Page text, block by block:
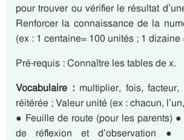
pour trouver ou vérifier le résultat
Renforcer la connaissance de la
(ex : 1 centaine= 100 unités ; 1
Pré-requis : Connaître les tables de x.
Vocabulaire :multiplier, fois, facteur,
réitérée ; Valeur unité (ex : chacun,
● Feuille de route (pour les parents) ●
de réflexion et d’observation ●